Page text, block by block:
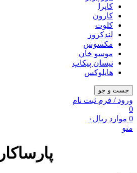
کاپرا
کارون
کلوت
لندکروز
مکسوس
موسو خان
نیسان پیکاپ
هایلوکس
جست و جو
ورود / فرم ثبت نام
0
0 موارد ریال ۰
منو
پارساکار